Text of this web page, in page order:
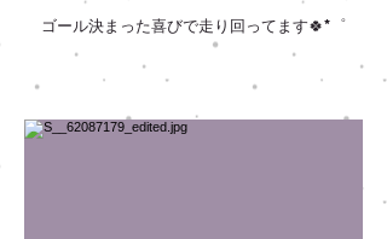
ゴール決まった喜びで走り回ってます🍀*゜